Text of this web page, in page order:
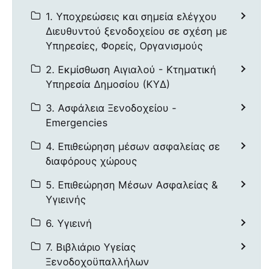
1. Υποχρεώσεις και σημεία ελέγχου
Διευθυντού ξενοδοχείου σε σχέση με
Υπηρεσίες, Φορείς, Οργανισμούς
2. Εκμίσθωση Αιγιαλού - Κτηματική
Υπηρεσία Δημοσίου (ΚΥΔ)
3. Ασφάλεια Ξενοδοχείου -
Emergencies
4. Επιθεώρηση μέσων ασφαλείας σε
διαφόρους χώρους
5. Επιθεώρηση Μέσων Ασφαλείας &
Υγιεινής
6. Υγιεινή
7. Βιβλιάριο Υγείας
Ξενοδοχοϋπαλλήλων